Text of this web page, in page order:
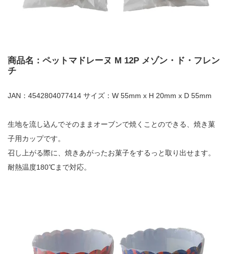
商品名：ペットマドレーヌ M 12P メゾン・ド・フレン
チ
JAN：4542804077414 サイズ：W 55mm x H 20mm x D 55mm
生地を流し込んでそのままオーブンで焼くことのできる、焼き菓
子用カップです。
召し上がる際に、焼きあがったお菓子をするっと取り出せます。
耐熱温度180℃まで対応。